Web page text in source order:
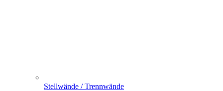
Stellwände / Trennwände